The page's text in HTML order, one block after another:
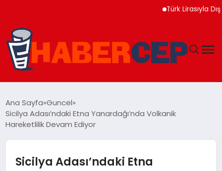
Türk Lirasıyla Dış
GÜNDEM
Ana Sayfa Guncel
Sicilya Adası’ndaki Etna Yanardağı’nda Volkanik
Hareketlilik Devam Ediyor
Sicilya Adası’ndaki Etna